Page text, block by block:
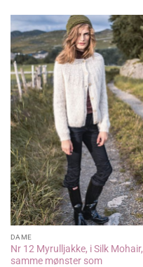
DAME
Nr 12 Myrulljakke, i Silk Mohair,
samme mønster som